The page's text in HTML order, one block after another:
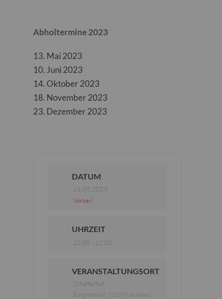
Abholtermine 2023
13. Mai 2023
10. Juni 2023
14. Oktober 2023
18. November 2023
23. Dezember 2023
DATUM
13.05.2023
Vorbei!
UHRZEIT
10:00 - 12:00
VERANSTALTUNGSORT
Schafferhof
Burgstraße 6, 92670 Neuhaus /